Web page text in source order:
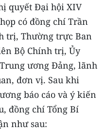
quyết Đại hội XIV
có đồng chí Trần
trị, Thường trực Ban
Bộ Chính trị, Ủy
ương Đảng, lãnh
đơn vị. Sau khi
báo cáo và ý kiến
đồng chí Tổng Bí
như sau: